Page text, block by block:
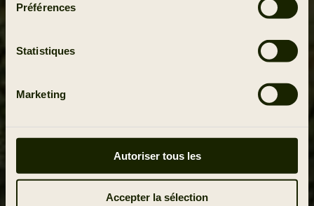
Préférences
Statistiques
Marketing
Autoriser tous les
Accepter la sélection